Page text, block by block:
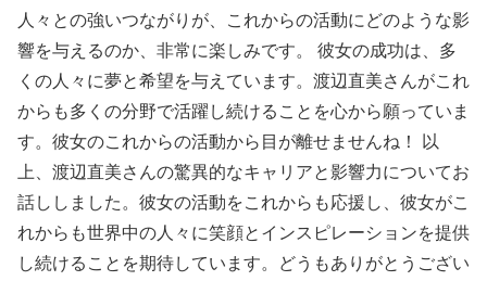
人々との強いつながりが、これからの活動にどのような影
響を与えるのか、非常に楽しみです。 彼女の成功は、多
くの人々に夢と希望を与えています。渡辺直美さんがこれ
からも多くの分野で活躍し続けることを心から願っていま
す。彼女のこれからの活動から目が離せませんね！ 以
上、渡辺直美さんの驚異的なキャリアと影響力についてお
話ししました。彼女の活動をこれからも応援し、彼女がこ
れからも世界中の人々に笑顔とインスピレーションを提供
し続けることを期待しています。どうもありがとうござい